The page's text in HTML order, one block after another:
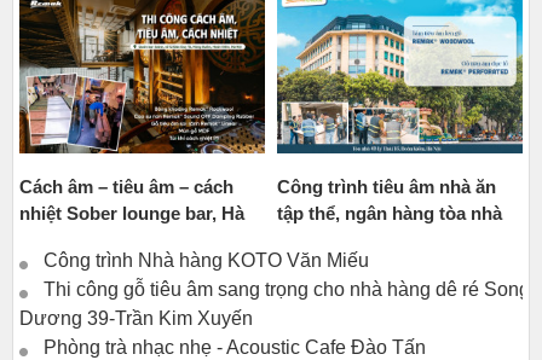
cách nhiệt, chống cháy toàn
diện cho công trình giải trí
Không Gian Sự Kiện
Cách âm – tiêu âm – cách
nhiệt Sober lounge bar, Hà
Công trình tiêu âm nhà ăn
tập thể, ngân hàng tòa nhà
Công trình Nhà hàng KOTO Văn Miếu
Thi công gỗ tiêu âm sang trọng cho nhà hàng dê ré Song
Dương 39-Trần Kim Xuyến
Phòng trà nhạc nhẹ - Acoustic Cafe Đào Tấn